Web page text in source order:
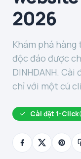
2026
Khám phá
độc đáo được
DINHDANH.
chỉ với một cú
Cài đặt 1-Click